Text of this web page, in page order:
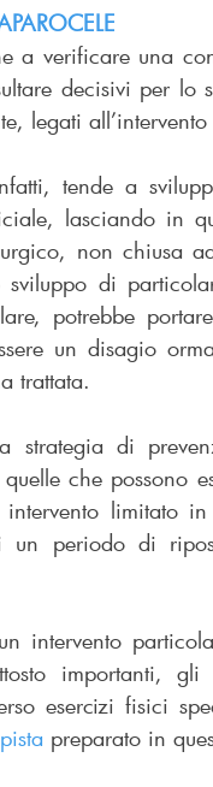
a verificare una
decisivi per
legati
tende a
lasciando in
non chiusa
di
potrebbe
un disagio
trattata.
strategia di
limitato in
un periodo di
intervento
importanti,
esercizi fisici
preparato in